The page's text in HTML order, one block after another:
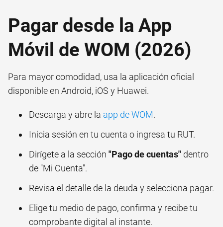
Pagar desde la App
Móvil de WOM (2026)
Para mayor comodidad, usa la aplicación oficial
disponible en Android, iOS y Huawei.
Descarga y abre la app de WOM.
Inicia sesión en tu cuenta o ingresa tu RUT.
Dirígete a la sección "Pago de cuentas" dentro
de "Mi Cuenta".
Revisa el detalle de la deuda y selecciona pagar.
Elige tu medio de pago, confirma y recibe tu
comprobante digital al instante.